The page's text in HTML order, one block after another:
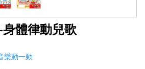
體律動兒歌
樂動一動